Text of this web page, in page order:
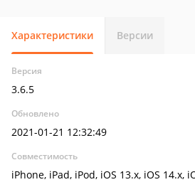
Характеристики Версии
Версия
3.6.5
Обновлено
2021-01-21 12:32:49
Совместимость
iPhone, iPad, iPod, iOS 13.x, iOS 14.x,